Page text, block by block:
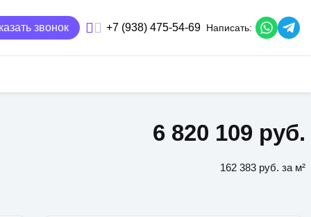
звонок +7 (938) 475-54-69 Написать:
6 820 109 руб.
162 383 руб. за м²